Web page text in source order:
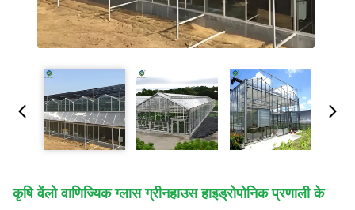
कृषि वेंलो वाणिज्यिक ग्लास ग्रीनहाउस हाइड्रोपोनिक प्रणाली के